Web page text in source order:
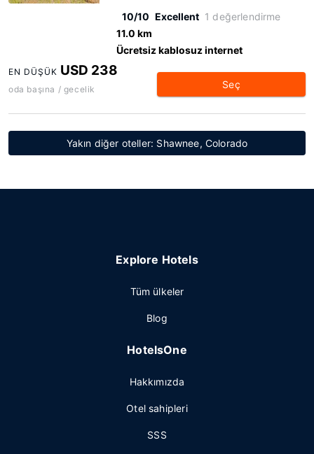
10/10 Excellent 1 değerlendirme
11.0 km
Ücretsiz kablosuz internet
EN DÜŞÜK USD 238
oda başına / gecelik Seç
Yakın diğer oteller: Shawnee, Colorado
Explore Hotels
Tüm ülkeler
Blog
HotelsOne
Hakkımızda
Otel sahipleri
SSS